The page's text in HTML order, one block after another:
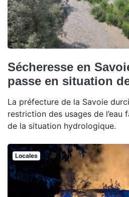
Sécheresse en
passe en situation
La préfecture de la Savoie
restriction des usages de l’eau
de la situation hydrologique.
Locales